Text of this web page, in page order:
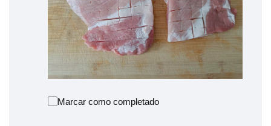
Marcar como completado